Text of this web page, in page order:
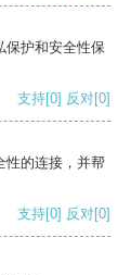
保护和安全性保
支持[0] 反对[0]
性的连接，并帮
支持[0] 反对[0]